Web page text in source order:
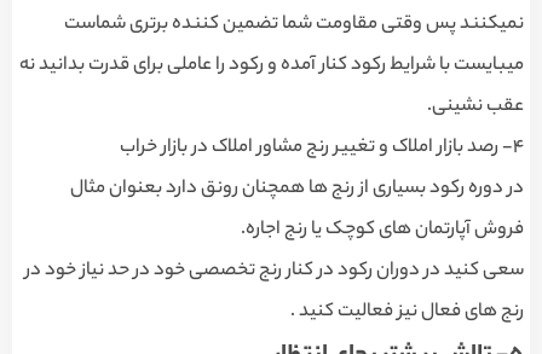
نمیکنند پس وقتی مقاومت شما تضمین کننده برتری شماست
میبایست با شرایط رکود کنار آمده و رکود را عاملی برای قدرت بدانید نه
عقب نشینی.
۴- رصد بازار املاک و تغییر رنج مشاور املاک در بازار خراب
در دوره رکود بسیاری از رنج ها همچنان رونق دارد بعنوان مثال
فروش آپارتمان های کوچک یا رنج اجاره.
سعی کنید در دوران رکود در کنار رنج تخصصی خود در حد نیاز خود در
رنج های فعال نیز فعالیت کنید .